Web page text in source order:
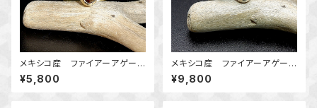
メキシコ産 ファイアーアゲート
のリング 真鍮 丸線アーム
10号 天然石 指輪 一点物
¥5,800
メキシコ産 ファイアーアゲート
の粒飾りリング 10号 ＊天然石
アクセサリー 指輪 一点物＊
¥9,800